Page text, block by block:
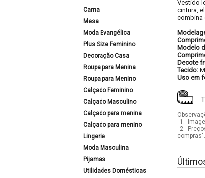
Cama
Mesa
Moda Evangélica
Plus Size Feminino
Decoração Casa
Roupa para Menina
Roupa para Menino
Calçado Feminino
Calçado Masculino
Calçado para menina
Calçado para menino
Lingerie
Moda Masculina
Pijamas
Utilidades Domésticas
Vestido
cintura,
combina
Modelo
Decote
Tecido:
Uso em
1.
2.
compras".